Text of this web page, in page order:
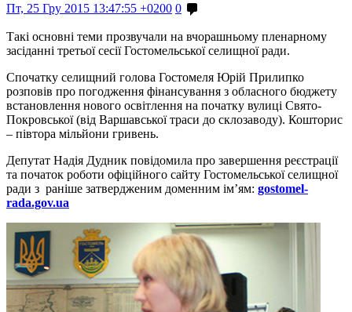
Пт, 25 Гру 2015 13:47:55 +0200 0
Такі основні теми прозвучали на вчорашньому пленарному
засіданні третьої сесії Гостомельської селищної ради.
Спочатку селищний голова Гостомеля Юрій Прилипко
розповів про погодження фінансування з обласного бюджету
встановлення нового освітлення на початку вулиці Свято-
Покровської (від Варшавської траси до склозаводу). Кошторис
– півтора мільйони гривень.
Депутат Надія Дудник повідомила про завершення реєстрації
та початок роботи офіційного сайту Гостомельської селищної
ради з раніше затвердженим доменним ім’ям: gostomel-
rada.gov.ua